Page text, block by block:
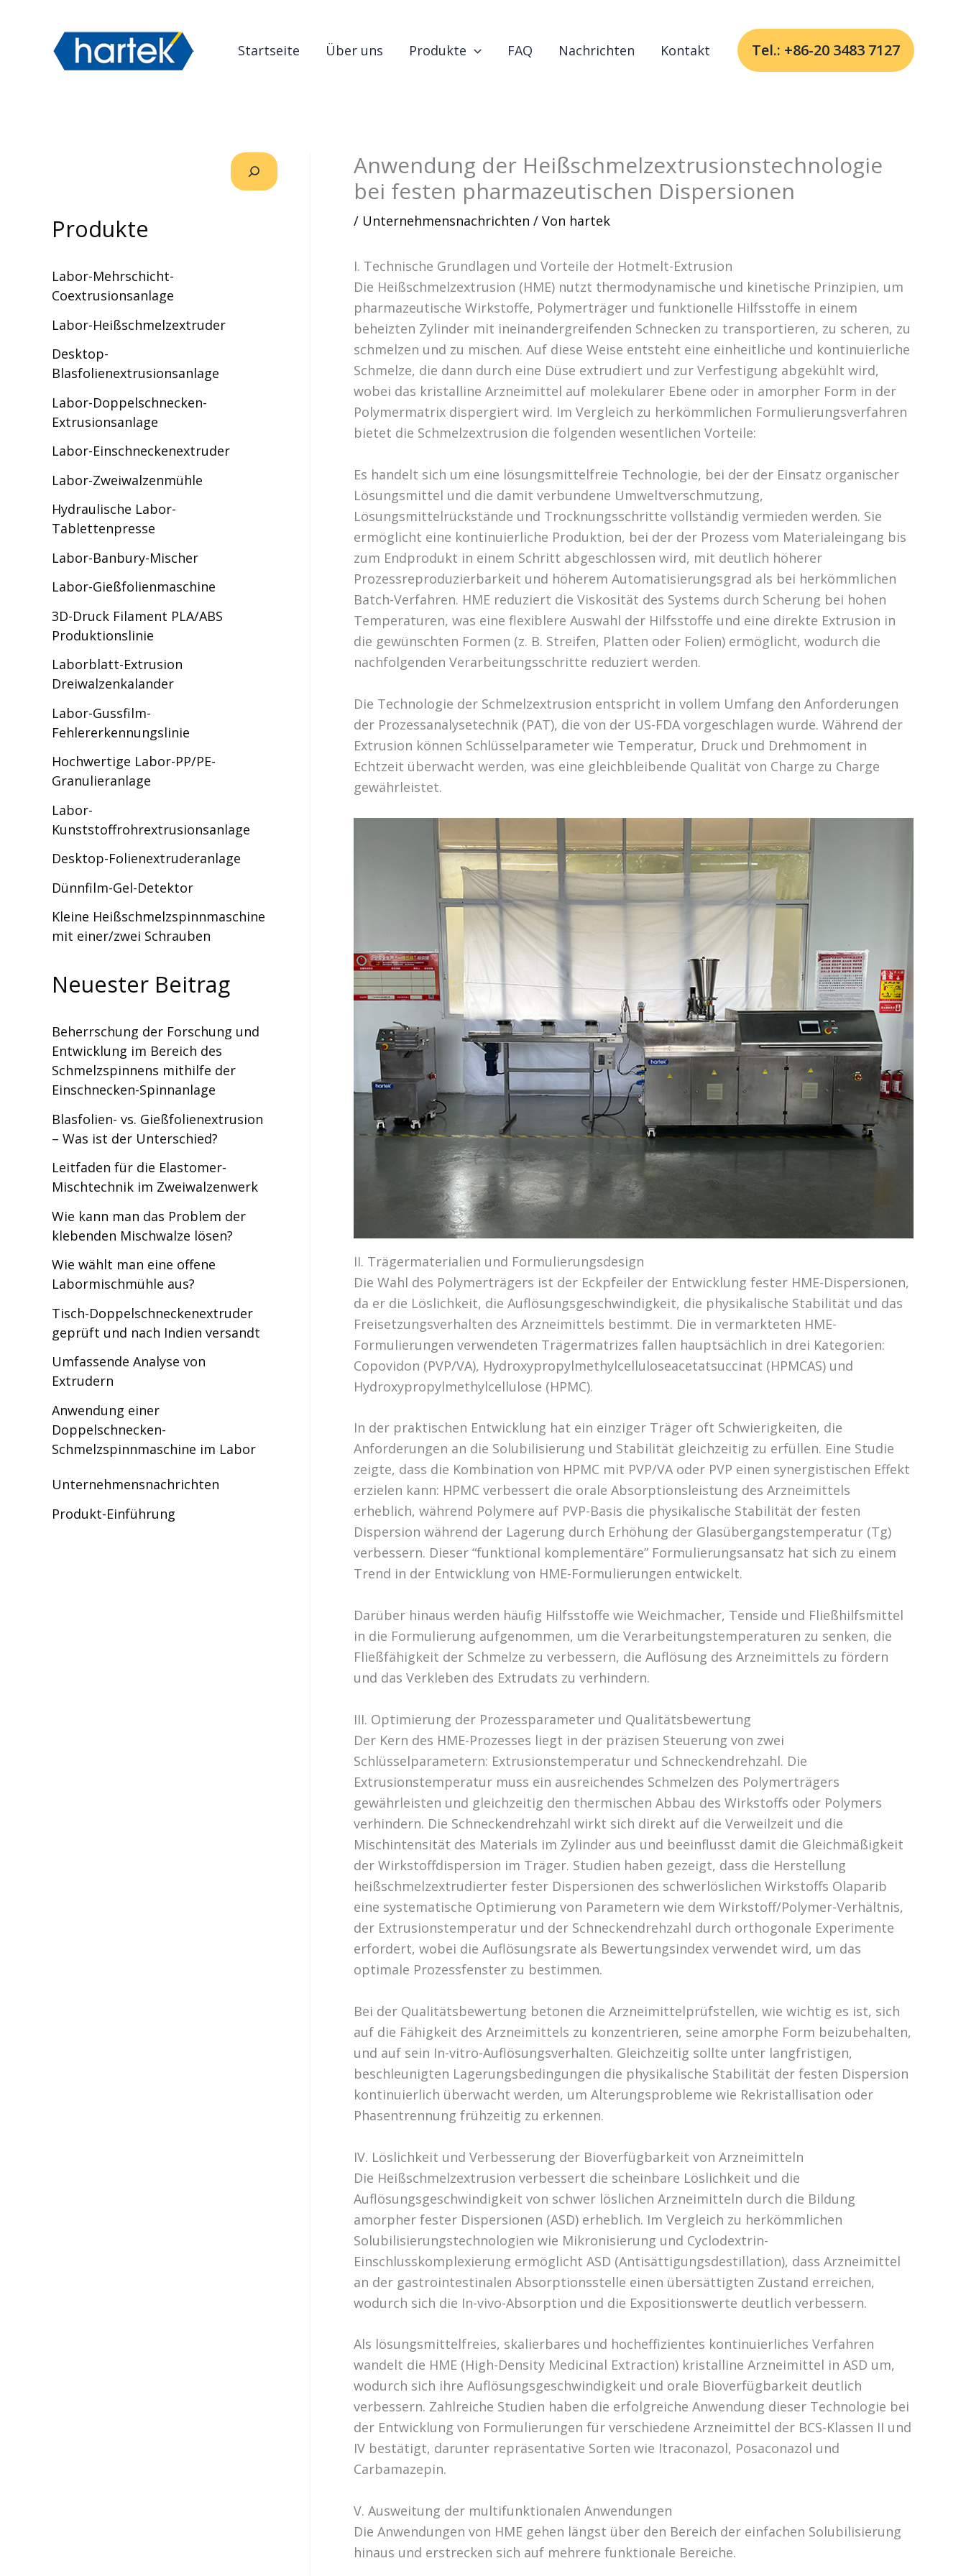
springen
Startseite Über uns Produkte FAQ Nachrichten Kontakt Tel.: +86-20 3483 7127
Produkte
Labor-Mehrschicht-
Coextrusionsanlage
Labor-Heißschmelzextruder
Desktop-
Blasfolienextrusionsanlage
Labor-Doppelschnecken-
Extrusionsanlage
Labor-Einschneckenextruder
Labor-Zweiwalzenmühle
Hydraulische Labor-
Tablettenpresse
Labor-Banbury-Mischer
Labor-Gießfolienmaschine
3D-Druck Filament PLA/ABS
Produktionslinie
Laborblatt-Extrusion
Dreiwalzenkalander
Labor-Gussfilm-
Fehlererkennungslinie
Hochwertige Labor-PP/PE-
Granulieranlage
Labor-
Kunststoffrohrextrusionsanlage
Desktop-Folienextruderanlage
Dünnfilm-Gel-Detektor
Kleine Heißschmelzspinnmaschine
mit einer/zwei Schrauben
Neuester Beitrag
Beherrschung der Forschung und
Entwicklung im Bereich des
Schmelzspinnens mithilfe der
Einschnecken-Spinnanlage
Blasfolien- vs. Gießfolienextrusion
– Was ist der Unterschied?
Leitfaden für die Elastomer-
Mischtechnik im Zweiwalzenwerk
Wie kann man das Problem der
klebenden Mischwalze lösen?
Wie wählt man eine offene
Labormischmühle aus?
Tisch-Doppelschneckenextruder
geprüft und nach Indien versandt
Umfassende Analyse von
Extrudern
Anwendung einer
Doppelschnecken-
Schmelzspinnmaschine im Labor
Unternehmensnachrichten
Produkt-Einführung
Anwendung der Heißschmelzextrusionstechnologie
bei festen pharmazeutischen Dispersionen
/ Unternehmensnachrichten / Von hartek
I. Technische Grundlagen und Vorteile der Hotmelt-Extrusion
Die Heißschmelzextrusion (HME) nutzt thermodynamische und kinetische Prinzipien, um
pharmazeutische Wirkstoffe, Polymerträger und funktionelle Hilfsstoffe in einem
beheizten Zylinder mit ineinandergreifenden Schnecken zu transportieren, zu scheren, zu
schmelzen und zu mischen. Auf diese Weise entsteht eine einheitliche und kontinuierliche
Schmelze, die dann durch eine Düse extrudiert und zur Verfestigung abgekühlt wird,
wobei das kristalline Arzneimittel auf molekularer Ebene oder in amorpher Form in der
Polymermatrix dispergiert wird. Im Vergleich zu herkömmlichen Formulierungsverfahren
bietet die Schmelzextrusion die folgenden wesentlichen Vorteile:
Es handelt sich um eine lösungsmittelfreie Technologie, bei der der Einsatz organischer
Lösungsmittel und die damit verbundene Umweltverschmutzung,
Lösungsmittelrückstände und Trocknungsschritte vollständig vermieden werden. Sie
ermöglicht eine kontinuierliche Produktion, bei der der Prozess vom Materialeingang bis
zum Endprodukt in einem Schritt abgeschlossen wird, mit deutlich höherer
Prozessreproduzierbarkeit und höherem Automatisierungsgrad als bei herkömmlichen
Batch-Verfahren. HME reduziert die Viskosität des Systems durch Scherung bei hohen
Temperaturen, was eine flexiblere Auswahl der Hilfsstoffe und eine direkte Extrusion in
die gewünschten Formen (z. B. Streifen, Platten oder Folien) ermöglicht, wodurch die
nachfolgenden Verarbeitungsschritte reduziert werden.
Die Technologie der Schmelzextrusion entspricht in vollem Umfang den Anforderungen
der Prozessanalysetechnik (PAT), die von der US-FDA vorgeschlagen wurde. Während der
Extrusion können Schlüsselparameter wie Temperatur, Druck und Drehmoment in
Echtzeit überwacht werden, was eine gleichbleibende Qualität von Charge zu Charge
gewährleistet.
II. Trägermaterialien und Formulierungsdesign
Die Wahl des Polymerträgers ist der Eckpfeiler der Entwicklung fester HME-Dispersionen,
da er die Löslichkeit, die Auflösungsgeschwindigkeit, die physikalische Stabilität und das
Freisetzungsverhalten des Arzneimittels bestimmt. Die in vermarkteten HME-
Formulierungen verwendeten Trägermatrizes fallen hauptsächlich in drei Kategorien:
Copovidon (PVP/VA), Hydroxypropylmethylcelluloseacetatsuccinat (HPMCAS) und
Hydroxypropylmethylcellulose (HPMC).
In der praktischen Entwicklung hat ein einziger Träger oft Schwierigkeiten, die
Anforderungen an die Solubilisierung und Stabilität gleichzeitig zu erfüllen. Eine Studie
zeigte, dass die Kombination von HPMC mit PVP/VA oder PVP einen synergistischen Effekt
erzielen kann: HPMC verbessert die orale Absorptionsleistung des Arzneimittels
erheblich, während Polymere auf PVP-Basis die physikalische Stabilität der festen
Dispersion während der Lagerung durch Erhöhung der Glasübergangstemperatur (Tg)
verbessern. Dieser “funktional komplementäre” Formulierungsansatz hat sich zu einem
Trend in der Entwicklung von HME-Formulierungen entwickelt.
Darüber hinaus werden häufig Hilfsstoffe wie Weichmacher, Tenside und Fließhilfsmittel
in die Formulierung aufgenommen, um die Verarbeitungstemperaturen zu senken, die
Fließfähigkeit der Schmelze zu verbessern, die Auflösung des Arzneimittels zu fördern
und das Verkleben des Extrudats zu verhindern.
III. Optimierung der Prozessparameter und Qualitätsbewertung
Der Kern des HME-Prozesses liegt in der präzisen Steuerung von zwei
Schlüsselparametern: Extrusionstemperatur und Schneckendrehzahl. Die
Extrusionstemperatur muss ein ausreichendes Schmelzen des Polymerträgers
gewährleisten und gleichzeitig den thermischen Abbau des Wirkstoffs oder Polymers
verhindern. Die Schneckendrehzahl wirkt sich direkt auf die Verweilzeit und die
Mischintensität des Materials im Zylinder aus und beeinflusst damit die Gleichmäßigkeit
der Wirkstoffdispersion im Träger. Studien haben gezeigt, dass die Herstellung
heißschmelzextrudierter fester Dispersionen des schwerlöslichen Wirkstoffs Olaparib
eine systematische Optimierung von Parametern wie dem Wirkstoff/Polymer-Verhältnis,
der Extrusionstemperatur und der Schneckendrehzahl durch orthogonale Experimente
erfordert, wobei die Auflösungsrate als Bewertungsindex verwendet wird, um das
optimale Prozessfenster zu bestimmen.
Bei der Qualitätsbewertung betonen die Arzneimittelprüfstellen, wie wichtig es ist, sich
auf die Fähigkeit des Arzneimittels zu konzentrieren, seine amorphe Form beizubehalten,
und auf sein In-vitro-Auflösungsverhalten. Gleichzeitig sollte unter langfristigen,
beschleunigten Lagerungsbedingungen die physikalische Stabilität der festen Dispersion
kontinuierlich überwacht werden, um Alterungsprobleme wie Rekristallisation oder
Phasentrennung frühzeitig zu erkennen.
IV. Löslichkeit und Verbesserung der Bioverfügbarkeit von Arzneimitteln
Die Heißschmelzextrusion verbessert die scheinbare Löslichkeit und die
Auflösungsgeschwindigkeit von schwer löslichen Arzneimitteln durch die Bildung
amorpher fester Dispersionen (ASD) erheblich. Im Vergleich zu herkömmlichen
Solubilisierungstechnologien wie Mikronisierung und Cyclodextrin-
Einschlusskomplexierung ermöglicht ASD (Antisättigungsdestillation), dass Arzneimittel
an der gastrointestinalen Absorptionsstelle einen übersättigten Zustand erreichen,
wodurch sich die In-vivo-Absorption und die Expositionswerte deutlich verbessern.
Als lösungsmittelfreies, skalierbares und hocheffizientes kontinuierliches Verfahren
wandelt die HME (High-Density Medicinal Extraction) kristalline Arzneimittel in ASD um,
wodurch sich ihre Auflösungsgeschwindigkeit und orale Bioverfügbarkeit deutlich
verbessern. Zahlreiche Studien haben die erfolgreiche Anwendung dieser Technologie bei
der Entwicklung von Formulierungen für verschiedene Arzneimittel der BCS-Klassen II und
IV bestätigt, darunter repräsentative Sorten wie Itraconazol, Posaconazol und
Carbamazepin.
V. Ausweitung der multifunktionalen Anwendungen
Die Anwendungen von HME gehen längst über den Bereich der einfachen Solubilisierung
hinaus und erstrecken sich auf mehrere funktionale Bereiche.